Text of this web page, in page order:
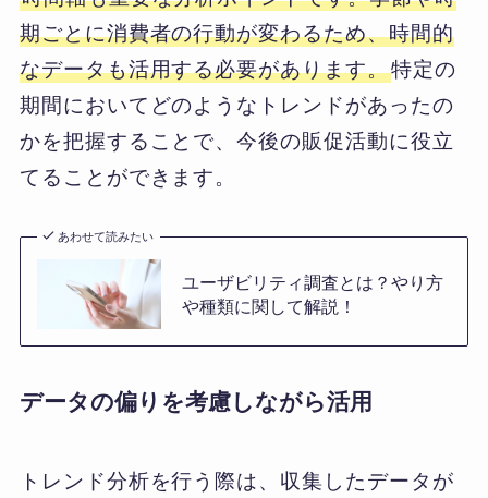
期ごとに消費者の行動が変わるため、時間的
なデータも活用する必要があります。特定の
期間においてどのようなトレンドがあったの
かを把握することで、今後の販促活動に役立
てることができます。
あわせて読みたい
ユーザビリティ調査とは？やり方
や種類に関して解説！
データの偏りを考慮しながら活用
トレンド分析を行う際は、収集したデータが